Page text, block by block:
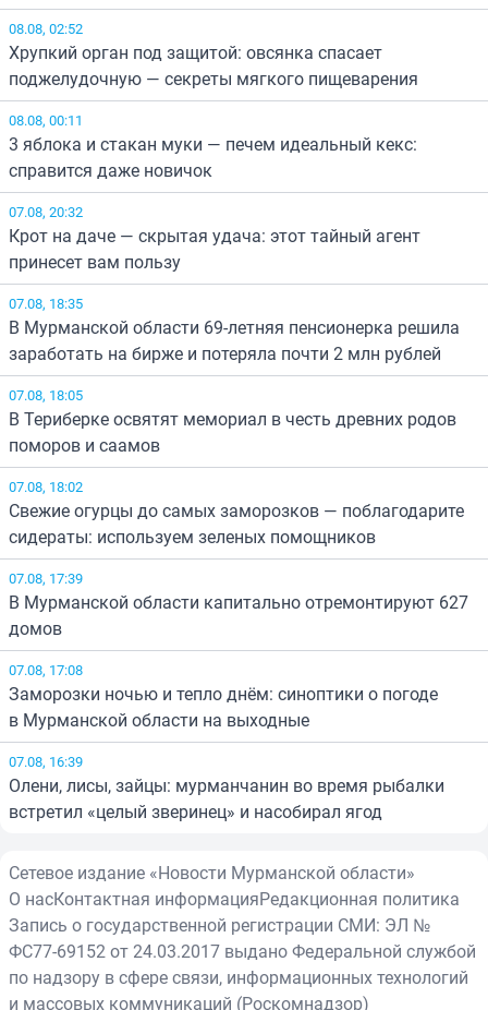
08.08, 02:52
Хрупкий орган под защитой: овсянка спасает
поджелудочную — секреты мягкого пищеварения
08.08, 00:11
3 яблока и стакан муки — печем идеальный кекс:
справится даже новичок
07.08, 20:32
Крот на даче — скрытая удача: этот тайный агент
принесет вам пользу
07.08, 18:35
В Мурманской области 69-летняя пенсионерка решила
заработать на бирже и потеряла почти 2 млн рублей
07.08, 18:05
В Териберке освятят мемориал в честь древних родов
поморов и саамов
07.08, 18:02
Свежие огурцы до самых заморозков — поблагодарите
сидераты: используем зеленых помощников
07.08, 17:39
В Мурманской области капитально отремонтируют 627
домов
07.08, 17:08
Заморозки ночью и тепло днём: синоптики о погоде
в Мурманской области на выходные
07.08, 16:39
Олени, лисы, зайцы: мурманчанин во время рыбалки
встретил «целый зверинец» и насобирал ягод
Сетевое издание «Новости Мурманской области»
О насКонтактная информацияРедакционная политика
Запись о государственной регистрации СМИ: ЭЛ №
ФС77-69152 от 24.03.2017 выдано Федеральной службой
по надзору в сфере связи, информационных технологий
и массовых коммуникаций (Роскомнадзор)